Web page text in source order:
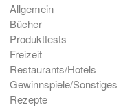
Allgemein
Bücher
Produkttests
Freizeit
Restaurants/Hotels
Gewinnspiele/Sonstiges
Rezepte